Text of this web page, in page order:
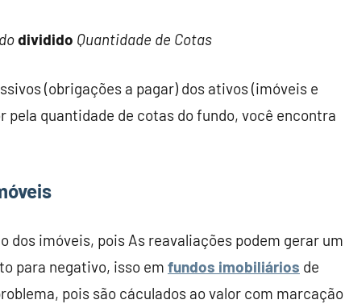
dividido Quantidade de Cotas
(obrigações a pagar) dos ativos (imóveis e
quantidade de cotas do fundo, você encontra
dos imóveis, pois As reavaliações podem gerar um
para negativo, isso em fundos imobiliários de
pois são cáculados ao valor com marcação